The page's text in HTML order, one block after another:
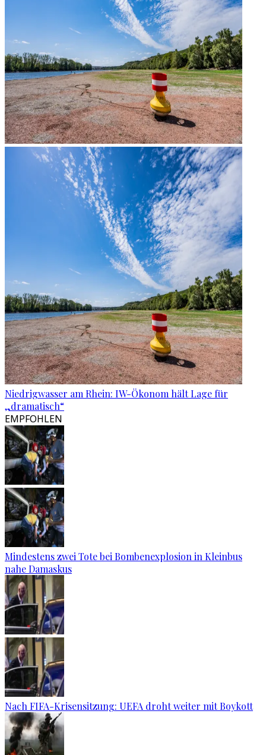
Niedrigwasser am Rhein: IW-Ökonom hält Lage für
„dramatisch“
EMPFOHLEN
Mindestens zwei Tote bei Bombenexplosion in Kleinbus
nahe Damaskus
Nach FIFA-Krisensitzung: UEFA droht weiter mit Boykott